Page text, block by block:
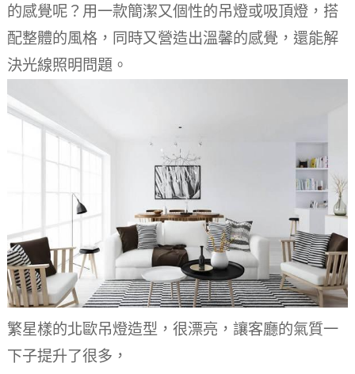
的感覺呢？ 用一款簡潔又個性的吊燈或吸頂燈，搭
配整體的風格，同時又營造出溫馨的感覺，還能解
決光線照明問題。
繁星樣的北歐吊燈造型，很漂亮，讓客廳的氣質一
下子提升了很多，